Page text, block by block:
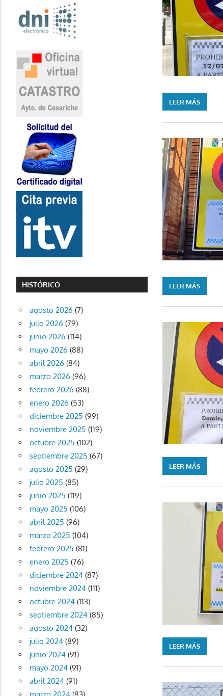
LEER MÁS
LEER MÁS
LEER MÁS
LEER MÁS
HISTÓRICO
agosto 2026 (7)
julio 2026 (79)
junio 2026 (114)
mayo 2026 (88)
abril 2026 (84)
marzo 2026 (96)
febrero 2026 (88)
enero 2026 (53)
diciembre 2025 (99)
noviembre 2025 (119)
octubre 2025 (102)
septiembre 2025 (67)
agosto 2025 (29)
julio 2025 (85)
junio 2025 (119)
mayo 2025 (106)
abril 2025 (96)
marzo 2025 (104)
febrero 2025 (81)
enero 2025 (76)
diciembre 2024(87)
noviembre 2024(111)
octubre 2024(113)
septiembre 2024(85)
agosto 2024(32)
julio 2024(89)
junio 2024(91)
mayo 2024(91)
abril 2024(91)